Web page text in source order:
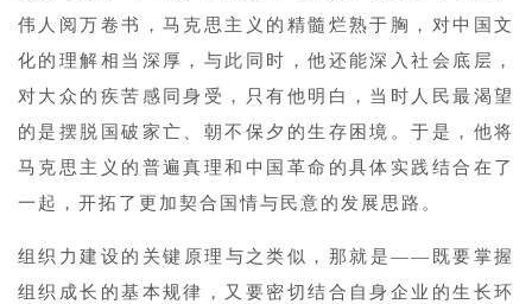
伟人阅万卷书，马克思主义的精髓烂熟于胸，对中国文
化的理解相当深厚，与此同时，他还能深入社会底层，
对大众的疾苦感同身受，只有他明白，当时人民最渴望
的是摆脱国破家亡、朝不保夕的生存困境。于是，他将
马克思主义的普遍真理和中国革命的具体实践结合在了
一起，开拓了更加契合国情与民意的发展思路。
组织力建设的关键原理与之类似，那就是——既要掌握
组织成长的基本规律，又要密切结合自身企业的生长环